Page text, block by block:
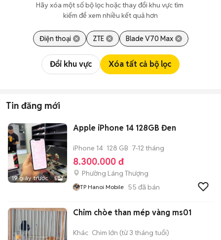
Hãy xóa một số bộ lọc hoặc thay đổi khu vực tìm
kiếm để xem nhiều kết quả hơn
Điện thoại ZTE Blade V70 Max
Đổi khu vực Xóa tất cả bộ lọc
Tin đăng mới
19 giây trước 5
Apple iPhone 14 128GB Đen
iPhone 14 128 GB 7-12 tháng
8.300.000 đ
Phường Láng Thượng
TP Hanoi Mobile 55 đã bán
Chim chòe than mép vàng ms01
Khác Chim lớn (từ 3 tháng tuổi)